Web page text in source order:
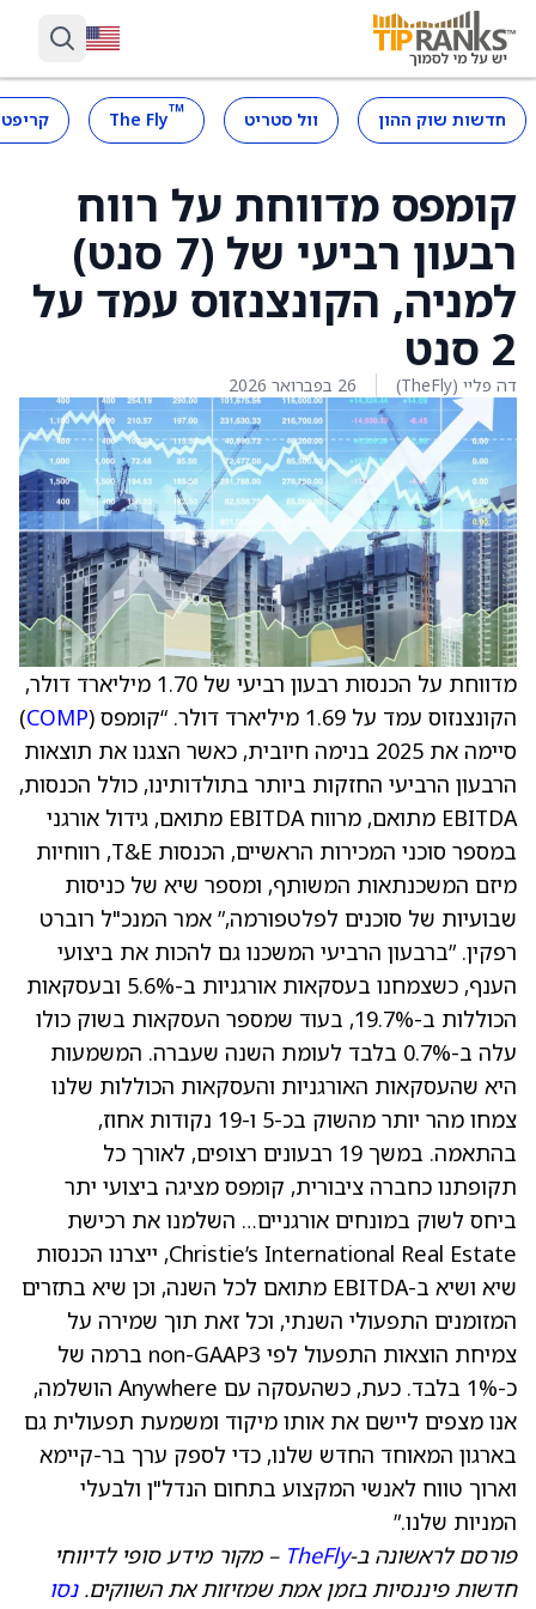
חדשות שוק ההון וול סטריט ™
The Fly
קומפס מדווחת על רווח
רבעון רביעי של (7 סנט)
למניה, הקונצנזוס עמד על
2 סנט
דה פליי (TheFly) 26 בפברואר 2026
מדווחת על הכנסות רבעון רביעי של 1.70 מיליארד דולר,
הקונצנזוס עמד על 1.69 מיליארד דולר. “קומפס (
COMP
)
סיימה את 2025 בנימה חיובית, כאשר הצגנו את תוצאות
הרבעון הרביעי החזקות ביותר בתולדותינו, כולל הכנסות,
EBITDA מתואם, מרווח EBITDA מתואם, גידול אורגני
במספר סוכני המכירות הראשיים, הכנסות T&E, רווחיות
מיזם המשכנתאות המשותף, ומספר שיא של כניסות
שבועיות של סוכנים לפלטפורמה,” אמר המנכ"ל רוברט
רפקין. ”ברבעון הרביעי המשכנו גם להכות את ביצועי
הענף, כשצמחנו בעסקאות אורגניות ב-5.6% ובעסקאות
הכוללות ב-19.7%, בעוד שמספר העסקאות בשוק כולו
עלה ב-0.7% בלבד לעומת השנה שעברה. המשמעות
היא שהעסקאות האורגניות והעסקאות הכוללות שלנו
צמחו מהר יותר מהשוק בכ-5 ו-19 נקודות אחוז,
בהתאמה. במשך 19 רבעונים רצופים, לאורך כל
תקופתנו כחברה ציבורית, קומפס מציגה ביצועי יתר
ביחס לשוק במונחים אורגניים… השלמנו את רכישת
Christie’s International Real Estate, ייצרנו הכנסות
שיא ושיא ב-EBITDA מתואם לכל השנה, וכן שיא בתזרים
המזומנים התפעולי השנתי, וכל זאת תוך שמירה על
צמיחת הוצאות התפעול לפי non-GAAP3 ברמה של
כ-1% בלבד. כעת, כשהעסקה עם Anywhere הושלמה,
אנו מצפים ליישם את אותו מיקוד ומשמעת תפעולית גם
בארגון המאוחד החדש שלנו, כדי לספק ערך בר-קיימא
וארוך טווח לאנשי המקצוע בתחום הנדל"ן ולבעלי
המניות שלנו.”
פורסם לראשונה ב-TheFly – מקור מידע סופי לדיווחי
חדשות פיננסיות בזמן אמת שמזיזות את השווקים.נסו